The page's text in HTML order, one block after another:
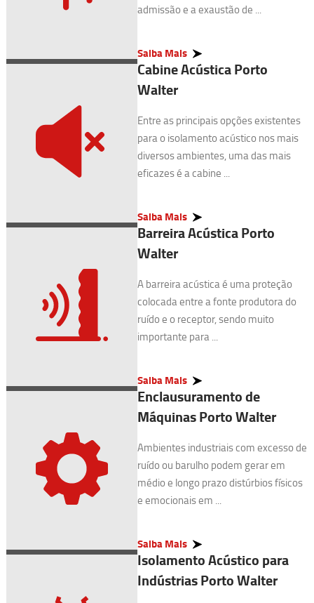
admissão e a exaustão de ...
Saiba Mais
Cabine Acústica Porto
Walter
Entre as principais opções existentes
para o isolamento acústico nos mais
diversos ambientes, uma das mais
eficazes é a cabine ...
Saiba Mais
Barreira Acústica Porto
Walter
A barreira acústica é uma proteção
colocada entre a fonte produtora do
ruído e o receptor, sendo muito
importante para ...
Saiba Mais
Enclausuramento de
Máquinas Porto Walter
Ambientes industriais com excesso de
ruído ou barulho podem gerar em
médio e longo prazo distúrbios físicos
e emocionais em ...
Saiba Mais
Isolamento Acústico para
Indústrias Porto Walter